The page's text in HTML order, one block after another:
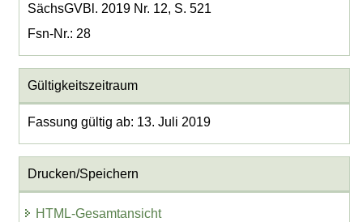
SächsGVBl. 2019 Nr. 12, S. 521
Fsn-Nr.: 28
Gültigkeitszeitraum
Fassung gültig ab: 13. Juli 2019
Drucken/Speichern
HTML-Gesamtansicht